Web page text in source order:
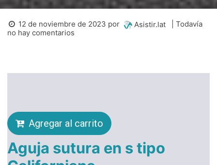
12 de noviembre de 2023 por Asistir.lat
| Todavía
no hay comentarios
Agregar al carrito
Aguja sutura en s tipo